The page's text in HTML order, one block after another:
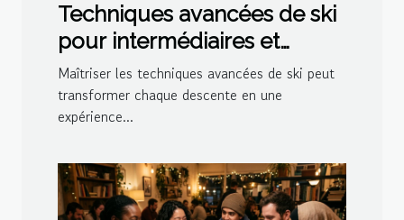
Techniques avancées de ski
pour intermédiaires et
experts
Maîtriser les techniques avancées de ski peut
transformer chaque descente en une
expérience...